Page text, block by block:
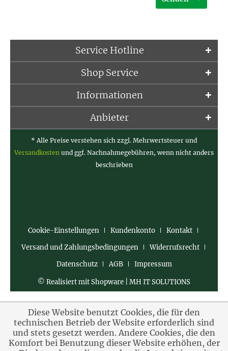
Service Hotline
Shop Service
Informationen
Anbieter
* Alle Preise verstehen sich zzgl. Mehrwertsteuer und
Versandkosten und ggf. Nachnahmegebühren, wenn nicht anders
beschrieben
Cookie-Einstellungen Kundenkonto
Kontakt
Versand und Zahlungsbedingungen
Widerrufsrecht
Datenschutz
AGB Impressum
© Realisiert mit Shopware | MH IT SOLUTIONS
Diese Website benutzt Cookies, die für den
technischen Betrieb der Website erforderlich sind
und stets gesetzt werden. Andere Cookies, die den
Komfort bei Benutzung dieser Website erhöhen, der